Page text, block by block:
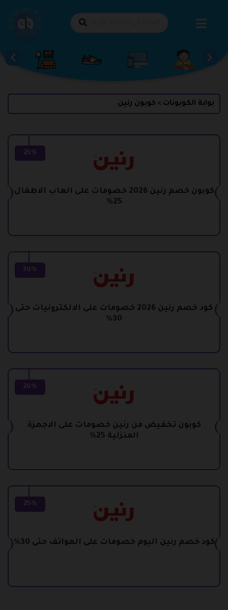
بوابة الكوبونات > كوبون رنين
25%
كوبون خصم رنين 2026 خصومات على العاب الاطفال
25%
30%
كود خصم رنين 2026 خصومات على الالكترونيات حتى
30%
20%
كوبون تخفيض من رنين خصومات على الاجهزة
المنزلية 25%
25%
كود خصم رنين اليوم خصومات على الهواتف حتى 30%